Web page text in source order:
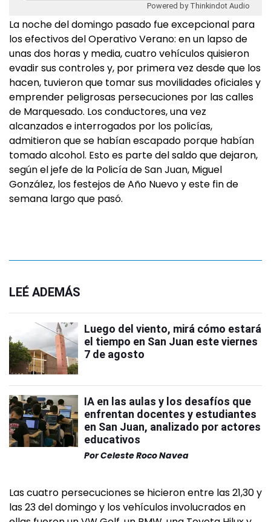
Powered by Thinkindot Audio
La noche del domingo pasado fue excepcional para
los efectivos del Operativo Verano: en un lapso de
unas dos horas y media, cuatro vehículos quisieron
evadir sus controles y, por primera vez desde que los
hacen, tuvieron que tomar sus movilidades oficiales y
emprender peligrosas persecuciones por las calles
de Marquesado. Los conductores, una vez
alcanzados e interrogados por los policías,
admitieron que se habían escapado porque habían
tomado alcohol. Esto es parte del saldo que dejaron,
según el jefe de la Policía de San Juan, Miguel
González, los festejos de Año Nuevo y este fin de
semana largo que pasó.
LEÉ ADEMÁS
Luego del viento, mirá cómo estará
el tiempo en San Juan este viernes
7 de agosto
IA en las aulas y los desafíos que
enfrentan docentes y estudiantes
en San Juan, analizado por actores
educativos
PorCeleste Roco Navea
Las cuatro persecuciones se hicieron entre las 21,30 y
las 23 del domingo y los vehículos involucrados en